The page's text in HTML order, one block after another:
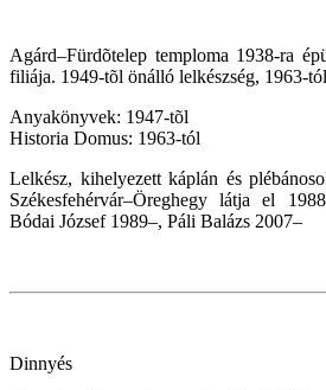
Agárd–Fürdõtelep temploma 1938-ra
filiája. 1949-tõl önálló lelkészség, 1963-
Anyakönyvek: 1947-tõl
Historia Domus: 1963-tól
Lelkész, kihelyezett káplán és
Székesfehérvár–Öreghegy látja el
Bódai József 1989–, Páli Balázs 2007–
Dinnyés